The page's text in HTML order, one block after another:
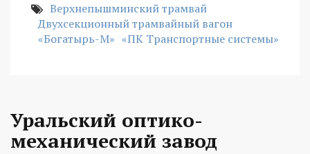
Верхнепышминский трамвай
Двухсекционный трамвайный вагон
«Богатырь-М» «ПК Транспортные системы»
Уральский оптико-
механический завод